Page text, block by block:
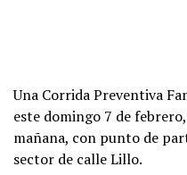
Una Corrida Preventiva
este domingo 7 de
mañana, con punto de
sector de calle Lillo.